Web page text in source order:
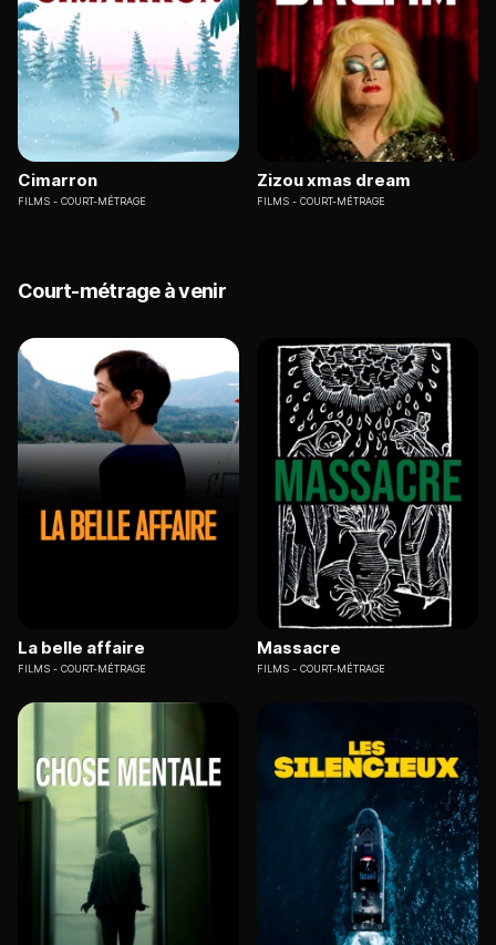
Cimarron
FILMS COURT-MÉTRAGE
Zizou xmas dream
FILMS COURT-MÉTRAGE
Court-métrage à venir
La belle affaire
FILMS COURT-MÉTRAGE
Massacre
FILMS COURT-MÉTRAGE